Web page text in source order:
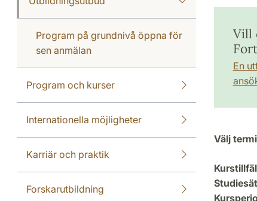
Program på grundnivå öppna för
sen anmälan
Program och kurser
Internationella möjligheter
Karriär och praktik
Forskarutbildning
Vill
En
Välj